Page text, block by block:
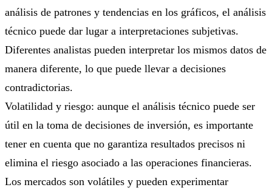
análisis de patrones y tendencias en los gráficos, el análisis
técnico puede dar lugar a interpretaciones subjetivas.
Diferentes analistas pueden interpretar los mismos datos de
manera diferente, lo que puede llevar a decisiones
contradictorias.
Volatilidad y riesgo: aunque el análisis técnico puede ser
útil en la toma de decisiones de inversión, es importante
tener en cuenta que no garantiza resultados precisos ni
elimina el riesgo asociado a las operaciones financieras.
Los mercados son volátiles y pueden experimentar